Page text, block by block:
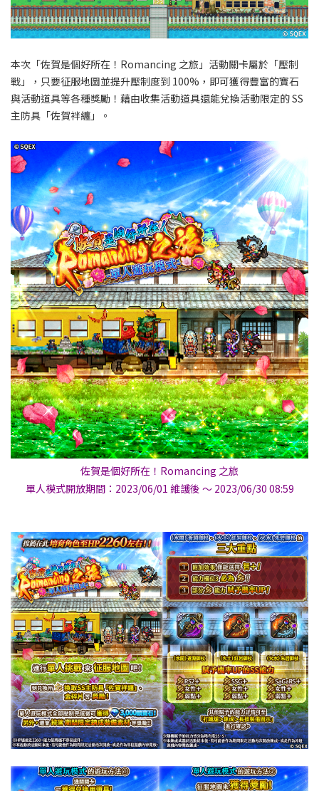
本次「佐賀是個好所在！Romancing 之旅」活動關卡屬於「壓制
戰」，只要征服地圖並提升壓制度到 100%，即可獲得豐富的寶石
與活動道具等各種獎勵！藉由收集活動道具還能兌換活動限定的 SS
主防具「佐賀袢纏」。
佐賀是個好所在！Romancing 之旅
單人模式開放期間：2023/06/01 維護後 ～ 2023/06/30 08:59